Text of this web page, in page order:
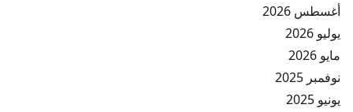
أغسطس 2026
يوليو 2026
مايو 2026
نوفمبر 2025
يونيو 2025